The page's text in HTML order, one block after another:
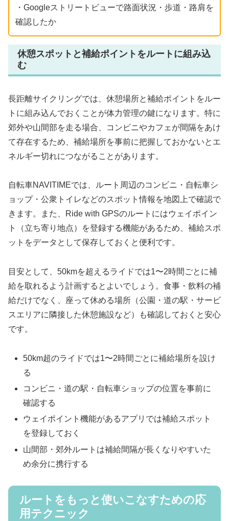
・Googleストリートビューで路面状況・歩道・路肩を
確認したか
休憩スポットと補給ポイントをルートに組み込
む
長距離サイクリングでは、休憩場所と補給ポイントをルー
トに組み込んでおくことが体力管理の鍵になります。特に
郊外や山間部を走る場合、コンビニやカフェが間隔をあけ
て存在するため、補給場所を事前に把握しておかないとエ
ネルギー切れにつながることがあります。
自転車NAVITIMEでは、ルート周辺のコンビニ・自転車シ
ョップ・公衆トイレなどのスポット情報を地図上で確認で
きます。また、Ride with GPSのルートにはウェイポイン
ト（立ち寄り地点）を登録する機能があるため、補給スポ
ットをデータとして保存しておくと便利です。
目安として、50kmを超えるライドでは1〜2時間ごとに補
給を取れるよう計画するとよいでしょう。食事・飲料の補
給だけでなく、座って休める場所（公園・道の駅・サービ
スエリアに隣接した休憩施設など）も確認しておくと安心
です。
50km超のライドでは1〜2時間ごとに補給場所を設け
る
コンビニ・道の駅・自転車ショップの位置を事前に
確認する
ウェイポイント機能があるアプリでは補給スポット
を登録しておく
山間部・郊外ルートは補給間隔が長くなりやすいた
め余分に携行する
ルートをもっと使いこなすための応
用テクニック